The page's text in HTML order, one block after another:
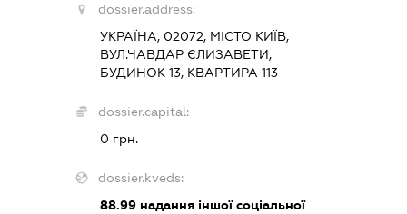
dossier.address:
УКРАЇНА, 02072, МІСТО КИЇВ,
ВУЛ.ЧАВДАР ЄЛИЗАВЕТИ,
БУДИНОК 13, КВАРТИРА 113
dossier.capital:
0 грн.
dossier.kveds:
88.99надання іншої соціальної